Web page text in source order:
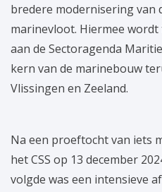
bredere modernisering van
marinevloot. Hiermee
aan de Sectoragenda
kern van de marinebouw
Vlissingen en Zeeland.
Na een proeftocht van iets
het CSS op 13 december
volgde was een intensieve